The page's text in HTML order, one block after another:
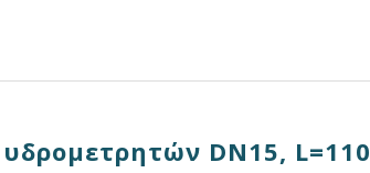
DN15, L=110